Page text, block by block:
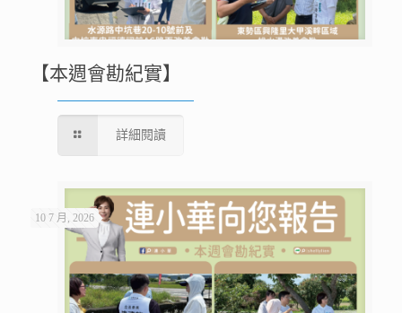
【本週會勘紀實】
詳細閱讀
10 7 月, 2026